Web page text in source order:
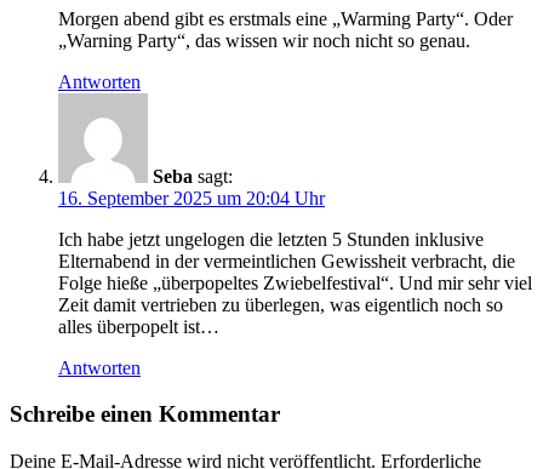
Morgen abend gibt es erstmals eine „Warming Party“. Oder
„Warning Party“, das wissen wir noch nicht so genau.
Antworten
Seba sagt:
16. September 2025 um 20:04 Uhr
Ich habe jetzt ungelogen die letzten 5 Stunden inklusive
Elternabend in der vermeintlichen Gewissheit verbracht, die
Folge hieße „überpopeltes Zwiebelfestival“. Und mir sehr viel
Zeit damit vertrieben zu überlegen, was eigentlich noch so
alles überpopelt ist…
Antworten
Schreibe einen Kommentar
Deine E-Mail-Adresse wird nicht veröffentlicht. Erforderliche